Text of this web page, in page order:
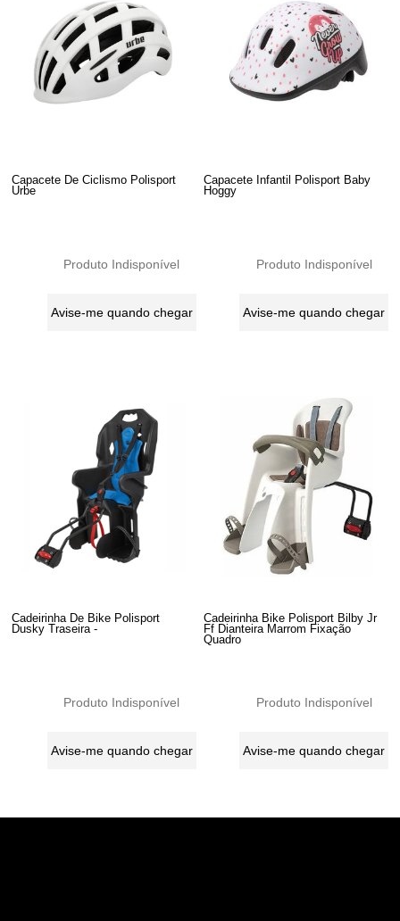
Capacete De Ciclismo Polisport
Urbe
Produto Indisponível
Avise-me quando chegar
Capacete Infantil Polisport Baby
Hoggy
Produto Indisponível
Avise-me quando chegar
Cadeirinha De Bike Polisport
Dusky Traseira -
Produto Indisponível
Avise-me quando chegar
Cadeirinha Bike Polisport Bilby Jr
Ff Dianteira Marrom Fixação
Quadro
Produto Indisponível
Avise-me quando chegar